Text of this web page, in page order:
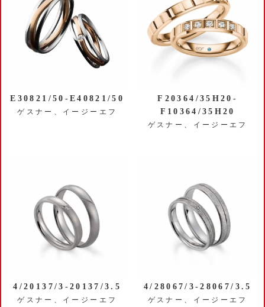
E30821/50-E40821/50
ゲスナー、イージーエフ
F20364/35H20-
F10364/35H20
ゲスナー、イージーエフ
4/20137/3-20137/3.5
ゲスナー、イージーエフ
4/28067/3-28067/3.5
ゲスナー、イージーエフ